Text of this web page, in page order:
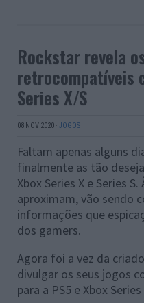
Rockstar revela
retrocompatíveis
Series X/S
08 NOV 2020 · JOGOS
Faltam apenas alguns
finalmente as tão
Xbox Series X e Series
aproximam, vão sendo
informações que
dos gamers.
Agora foi a vez da
divulgar os seus jogos
para a PS5 e Xbox Series